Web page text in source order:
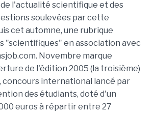
l'actualité scientifique et des
soulevées par cette
cet automne, une rubrique
"scientifiques" en association avec
Novembre marque
de l'édition 2005 (la troisième)
concours international lancé par
des étudiants, doté d'un
euros à répartir entre 27